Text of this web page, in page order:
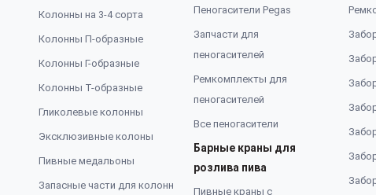
Колонны на 3-4 сорта
Колонны П-образные
Колонны Г-образные
Колонны Т-образные
Гликолевые колонны
Эксклюзивные колоны
Пивные медальоны
Запасные части для колонн
Пеногасители Pegas
Запчасти для
пеногасителей
Ремкомплекты для
пеногасителей
Все пеногасители
Барные краны для
розлива пива
Пивные краны с